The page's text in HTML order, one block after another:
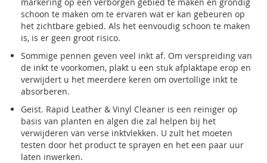
schoon te maken om te ervaren wat er kan gebeuren op
het zichtbare gebied. Als het eenvoudig schoon te maken
is, is er geen groot risico.
Sommige pennen geven veel inkt af. Om verspreiding van
de inkt te voorkomen, plakt u een stuk afplaktape erop en
verwijdert u het meerdere keren om overtollige inkt te
absorberen.
Geist. Rapid Leather & Vinyl Cleaner is een reiniger op
basis van planten en algen die zal helpen bij het
verwijderen van verse inktvlekken. U zult het moeten
testen door het product te sprayen en het een paar uur
laten inwerken.